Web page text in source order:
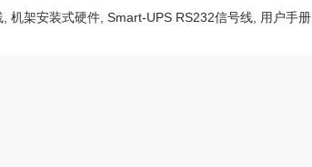
机架安装式硬件, Smart-UPS RS232信号线, 用户手册